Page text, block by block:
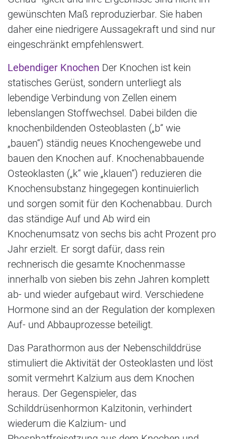
gewünschten Maß reproduzierbar. Sie haben
daher eine niedrigere Aussagekraft und sind nur
eingeschränkt empfehlenswert.
Lebendiger Knochen Der Knochen ist kein
statisches Gerüst, sondern unterliegt als
lebendige Verbindung von Zellen einem
lebenslangen Stoffwechsel. Dabei bilden die
knochenbildenden Osteoblasten („b“ wie
„bauen“) ständig neues Knochengewebe und
bauen den Knochen auf. Knochenabbauende
Osteoklasten („k“ wie „klauen“) reduzieren die
Knochensubstanz hingegegen kontinuierlich
und sorgen somit für den Kochenabbau. Durch
das ständige Auf und Ab wird ein
Knochenumsatz von sechs bis acht Prozent pro
Jahr erzielt. Er sorgt dafür, dass rein
rechnerisch die gesamte Knochenmasse
innerhalb von sieben bis zehn Jahren komplett
ab- und wieder aufgebaut wird. Verschiedene
Hormone sind an der Regulation der komplexen
Auf- und Abbauprozesse beteiligt.
Das Parathormon aus der Nebenschilddrüse
stimuliert die Aktivität der Osteoklasten und löst
somit vermehrt Kalzium aus dem Knochen
heraus. Der Gegenspieler, das
Schilddrüsenhormon Kalzitonin, verhindert
wiederum die Kalzium- und